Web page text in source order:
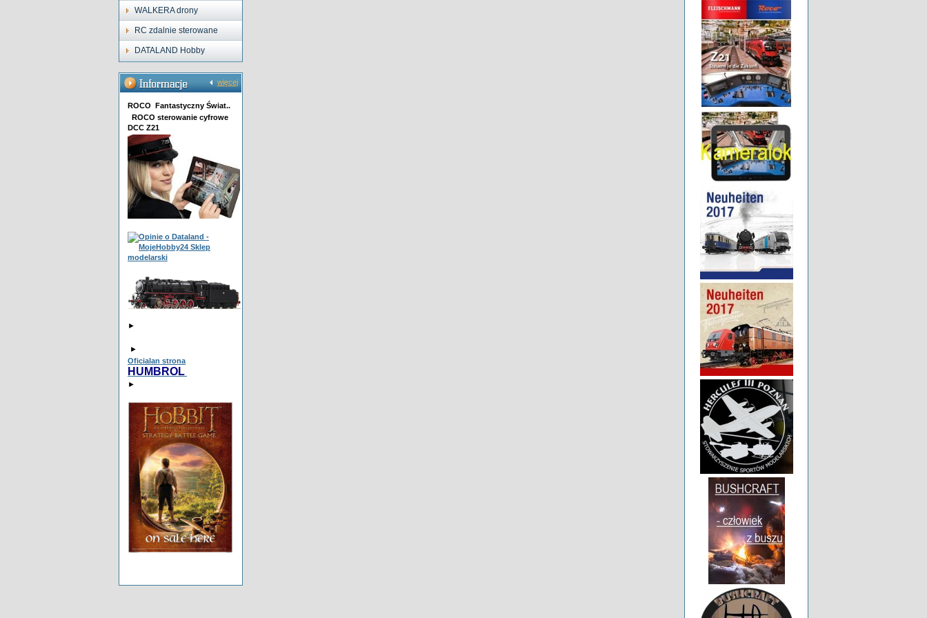
WALKERA drony
RC zdalnie sterowane
DATALAND Hobby
więcej
ROCO Fantastyczny Świat..
ROCO sterowanie cyfrowe
DCC Z21
►
►
Oficialan strona
HUMBROL
►